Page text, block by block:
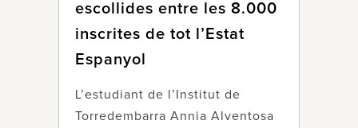
escollides entre les 8.000
inscrites de tot l’Estat
Espanyol
L’estudiant de l’Institut de
Torredembarra Annia Alventosa